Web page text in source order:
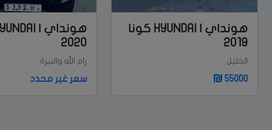
هونداي | HYUNDAI كونا
2019
الخليل
55000
2020
رام الله والبيرة
سعر غير محدد